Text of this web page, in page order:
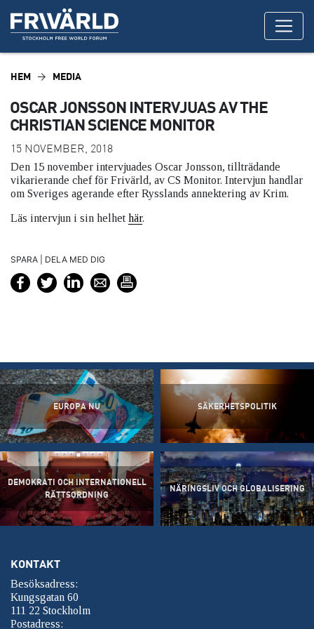
HEM MEDIA
OSCAR JONSSON INTERVJUAS AV THE
CHRISTIAN SCIENCE MONITOR
15 NOVEMBER, 2018
Den 15 november intervjuades Oscar Jonsson, tillträdande
vikarierande chef för Frivärld, av CS Monitor. Intervjun handlar
om Sveriges agerande efter Rysslands annektering av Krim.
Läs intervjun i sin helhet här.
SPARA | DELA MED DIG
EUROPA NU SÄKERHETSPOLITIK
DEMOKRATI OCH INTERNATIONELL
RÄTTSORDNING
NÄRINGSLIV OCH GLOBALISERING
KONTAKT
Besöksadress:
Kungsgatan 60
111 22 Stockholm
Postadress: